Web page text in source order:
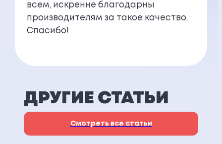
всем, искренне благодарны
производителям за такое качество.
Спасибо!
ДРУГИЕ СТАТЬИ
Смотреть все статьи